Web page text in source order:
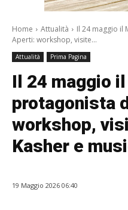
Home Attualità
Il 24 maggio il
Aperti: workshop, visite...
Attualità Prima Pagina
Il 24 maggio
protagonista
workshop,
Kasher e
19 Maggio 2026 06:40